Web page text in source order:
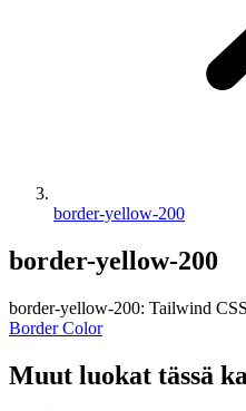
border-yellow-200
border-yellow-200
border-yellow-200: Tailwind
Border Color
Muut luokat tässä